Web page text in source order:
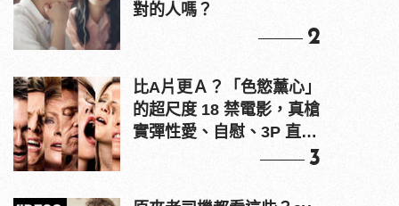
對的人嗎？
2
比A片更Ａ？「色慾薰心」
的超尺度 18 禁電影，真槍
實彈性愛、自慰、3P 直接
3